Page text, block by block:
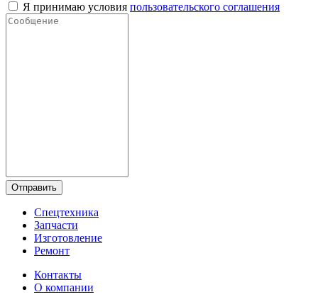
Я принимаю условия пользовательского соглашения
Отправить
Спецтехника
Запчасти
Изготовление
Ремонт
Контакты
О компании